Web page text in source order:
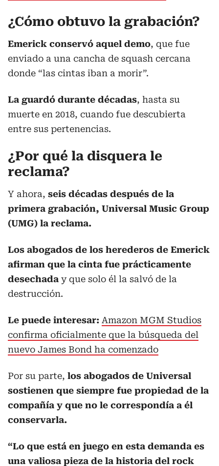
¿Cómo obtuvo la grabación?
Emerick conservó aquel demo, que fue
enviado a una cancha de squash cercana
donde “las cintas iban a morir”.
La guardó durante décadas, hasta su
muerte en 2018, cuando fue descubierta
entre sus pertenencias.
¿Por qué la disquera le
reclama?
Y ahora, seis décadas después de la
primera grabación, Universal Music Group
(UMG) la reclama.
Los abogados de los herederos de Emerick
afirman que la cinta fue prácticamente
desechada y que solo él la salvó de la
destrucción.
Le puede interesar: Amazon MGM Studios
confirma oficialmente que la búsqueda del
nuevo James Bond ha comenzado
Por su parte, los abogados de Universal
sostienen que siempre fue propiedad de la
compañía y que no le correspondía a él
conservarla.
“Lo que está en juego en esta demanda es
una valiosa pieza de la historia del rock